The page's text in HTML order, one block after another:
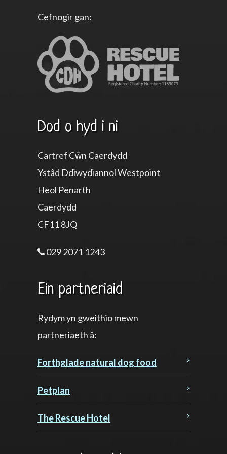
Cefnogir gan:
Dod o hyd i ni
Cartref Cŵn Caerdydd
Ystâd Ddiwydiannol Westpoint
Heol Penarth
Caerdydd
CF11 8JQ
029 2071 1243
Ein partneriaid
Rydym yn gweithio mewn
partneriaeth â:
Forthglade natural dog food
Petplan
The Rescue Hotel